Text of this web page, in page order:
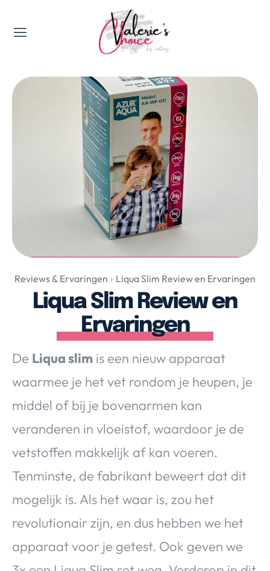
Valerie's Topics
Travel & Culture
Food & Drinks
Happyness & Opmerkelijk
Lifestyle, Sport & Duurzaamheid
Gadgets & Tech
Top 5 van Valerie
Health & Beauty
Huis & Tuin
Nieuws & Media
Over Valerie
Over Valerie
De Top 5
VALERIE'S CHOICE
Food & Drinks Health & Beauty Gadgets
Huis & Tuin
Travel
Lifestyle
Reviews & Ervaringen Liqua Slim Review en Ervaringen
Liqua Slim Review en
Ervaringen
De Liqua slim is een nieuw apparaat
waarmee je het vet rondom je heupen, je
middel of bij je bovenarmen kan
veranderen in vloeistof, waardoor je de
vetstoffen makkelijk af kan voeren.
Tenminste, de fabrikant beweert dat dit
mogelijk is. Als het waar is, zou het
revolutionair zijn, en dus hebben we het
apparaat voor je getest. Ook geven we